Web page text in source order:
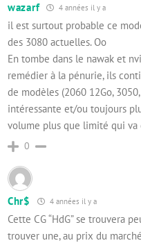
wazarf 4 années il y a
il est surtout probable ce
des 3080 actuelles. Oo
En tombe dans le nawak et
remédier à la pénurie, ils
de modèles (2060 12Go,
intéressante et/ou toujours
volume plus que limité qui
0
Chr$ 4 années il y a
Cette CG “HdG” se trouvera
trouver une, au prix du